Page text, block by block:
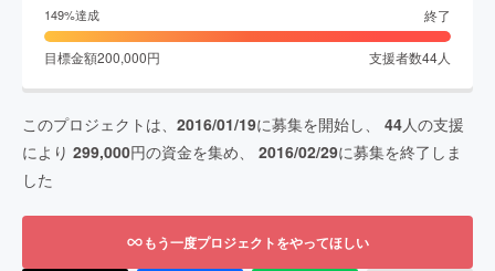
149%達成 終了
目標金額200,000円 支援者数44人
このプロジェクトは、 2016/01/19に募集を開始し、 44人の支援
により 299,000円の資金を集め、 2016/02/29に募集を終了しま
した
もう一度プロジェクトをやってほしい